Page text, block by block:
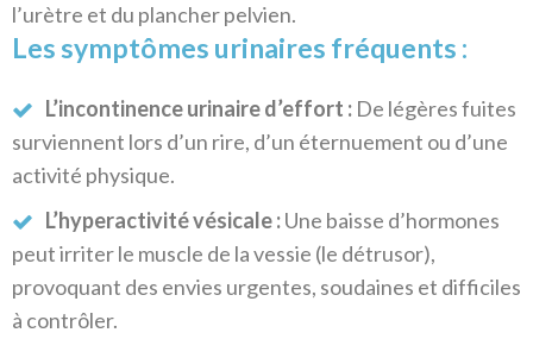
l’urètre et du plancher pelvien.
Les symptômes urinaires fréquents :
L’incontinence urinaire d’effort : De légères fuites
surviennent lors d’un rire, d’un éternuement ou d’une
activité physique.
L’hyperactivité vésicale :Une baisse d’hormones
peut irriter le muscle de la vessie (le détrusor),
provoquant des envies urgentes, soudaines et difficiles
à contrôler.